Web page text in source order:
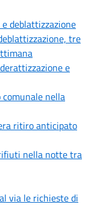
deblattizzazione
tre
e
nella
ritiro anticipato
nella notte tra
via le richieste di